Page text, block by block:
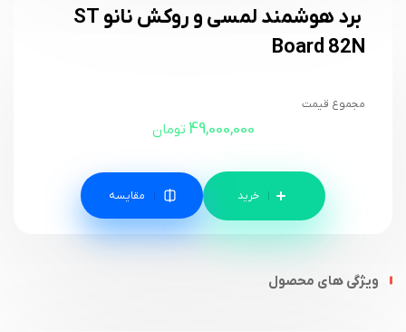
برد هوشمند لمسی و روکش نانو ST
Board 82N
مجموع قیمت
49,000,000 تومان
مقایسه
ویژگی های محصول